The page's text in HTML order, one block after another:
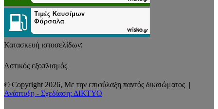
Κατασκευή ιστοσελίδων:
Αστικός εξοπλισμός
© Copyright 2026, Με την επιφύλαξη παντός δικαιώματος |
Ανάπτυξη - Σχεδίαση: ΔΙΚΤΥΟ